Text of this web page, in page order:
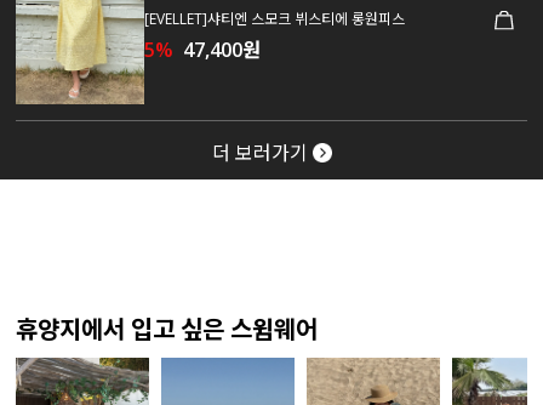
[EVELLET]샤티엔 스모크 뷔스티에 롱원피스
5% 47,400원
더 보러가기
휴양지에서 입고 싶은 스윔웨어